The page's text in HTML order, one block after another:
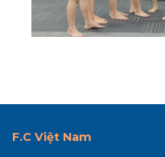
F.C Việt Nam